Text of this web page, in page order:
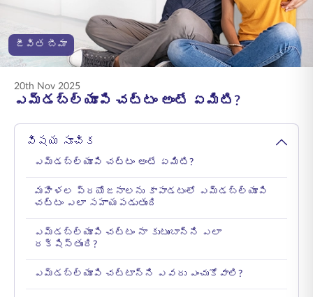
ENGLISH
ఆన్‌లైన్‌లో కొనండి ప్రీమియం చెల్లించండి
జీవిత బీమా
20th Nov 2025
ఎమ్‌డబ్ల్యూపి చట్టం అంటే ఏమిటి?
విషయ సూచిక
ఎమ్‌డబ్ల్యూపి చట్టం అంటే ఏమిటి?
మహిళల ప్రయోజనాలను కాపాడటంలో ఎమ్‌డబ్ల్యూపి
చట్టం ఎలా సహాయపడుతుంది
ఎమ్‌డబ్ల్యూపి చట్టం నా కుటుంబాన్ని ఎలా
రక్షిస్తుంది?
ఎమ్‌డబ్ల్యూపి చట్టాన్ని ఎవరు ఎంచుకోవాలి?